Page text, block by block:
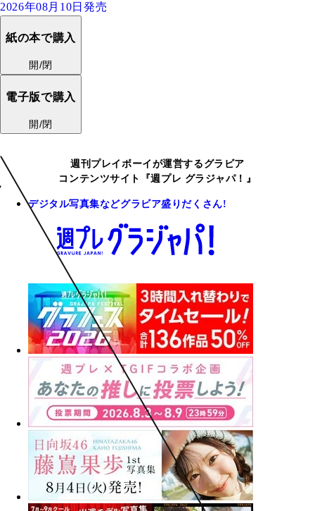
2026年08月10日発売
紙の本で購入
開/閉
電子版で購入
開/閉
週刊プレイボーイが運営するグラビア
コンテンツサイト『週プレ グラジャパ！』
デジタル写真集などグラビア盛りだくさん!